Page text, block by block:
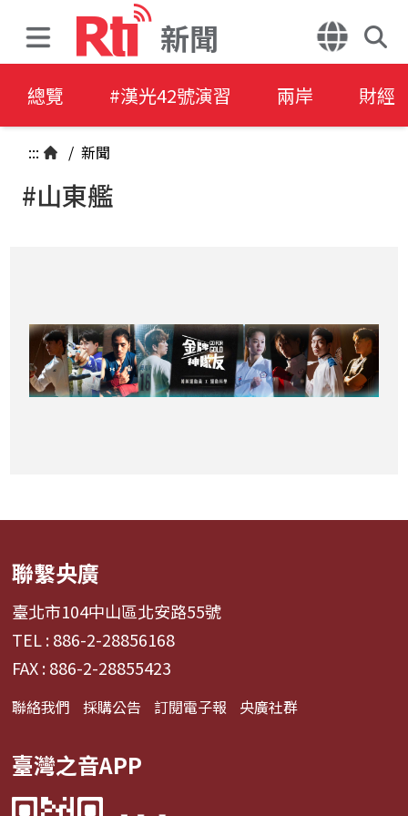
新聞
總覽 #漢光42號演習 兩岸 財經
::: / 新聞
#山東艦
聯繫央廣
臺北市104中山區北安路55號
TEL : 886-2-28856168
FAX : 886-2-28855423
聯絡我們 採購公告 訂閱電子報 央廣社群
臺灣之音APP